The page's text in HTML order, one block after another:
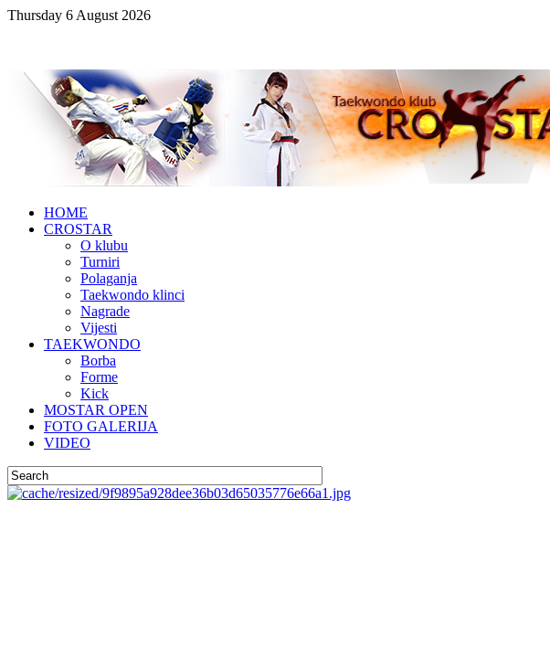
Thursday 6 August 2026
HOME
CROSTAR
O klubu
Turniri
Polaganja
Taekwondo klinci
Nagrade
Vijesti
TAEKWONDO
Borba
Forme
Kick
MOSTAR OPEN
FOTO GALERIJA
VIDEO